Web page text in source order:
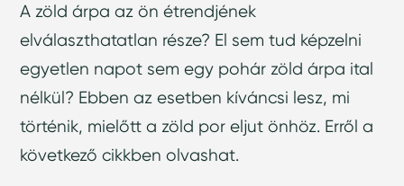
A zöld árpa az ön étrendjének
elválaszthatatlan része? El sem tud képzelni
egyetlen napot sem egy pohár zöld árpa ital
nélkül? Ebben az esetben kíváncsi lesz, mi
történik, mielőtt a zöld por eljut önhöz. Erről a
következő cikkben olvashat.